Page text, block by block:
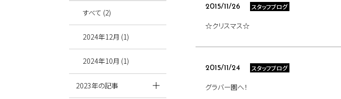
2015/11/26 スタッフブログ
☆クリスマス☆
2015/11/24 スタッフブログ
グラバー園へ！
すべて (2)
2024年12月 (1)
2024年10月 (1)
2023年の記事